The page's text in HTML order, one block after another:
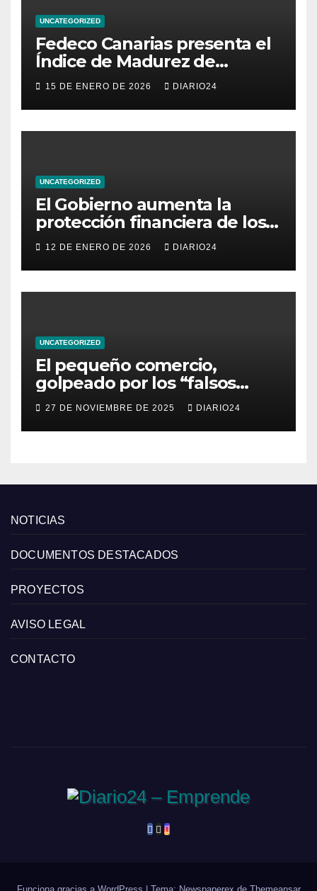
UNCATEGORIZED
Fedeco Canarias presenta el
Índice de Madurez de
Comercio de Canarias: una
radiografía del estado del
pequeño y mediano
comercio del archipiélago
15 DE ENERO DE 2026 DIARIO24
UNCATEGORIZED
El Gobierno aumenta la
protección financiera de los
consumidores con límites a
los intereses del crédito al
consumo para evitar el
sobreendeudamiento
12 DE ENERO DE 2026 DIARIO24
UNCATEGORIZED
El pequeño comercio,
golpeado por los “falsos
descuentos” del Black Friday
de las grandes cadenas
27 DE NOVIEMBRE DE 2025 DIARIO24
NOTICIAS
DOCUMENTOS DESTACADOS
PROYECTOS
AVISO LEGAL
CONTACTO